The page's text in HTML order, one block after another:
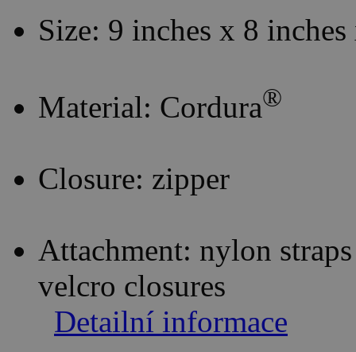
Size: 9 inches x 8
Material: Cordura®
Closure: zipper
Attachment: nylon
velcro closures
Detailní informace